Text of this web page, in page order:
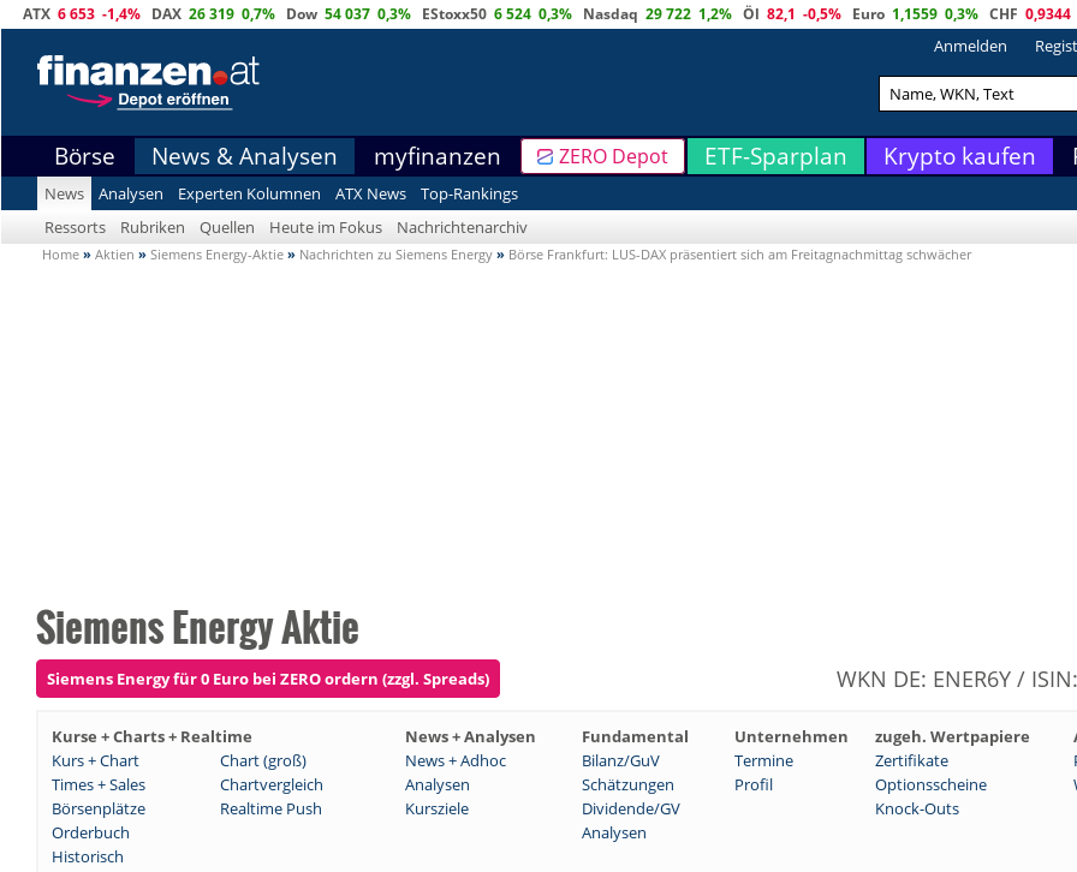
ATX 6 653 -1,4% DAX 26 319 0,7% Dow 54 037 0,3% EStoxx50 6 524 0,3% Nasdaq 29 722 1,2% Öl 82,1 -0,5% Euro 1,1559 0,3% CHF 0,9344
Anmelden
Börse News & Analysen myfinanzen ZERO Depot ETF-Sparplan Krypto kaufen
News Analysen Experten Kolumnen ATX News
Top-Rankings
Ressorts
Rubriken Quellen Heute im Fokus Nachrichtenarchiv
Home » Aktien » Siemens Energy-Aktie » Nachrichten zu Siemens Energy » Börse Frankfurt: LUS-DAX präsentiert sich am Freitagnachmittag schwächer
Siemens Energy Aktie
Siemens Energy für 0 Euro bei ZERO ordern (zzgl. Spreads) WKN DE: ENER6Y /
Kurse + Charts + Realtime News + Analysen Fundamental Unternehmen zugeh. Wertpapiere
Kurs + Chart
Chart (groß) News + Adhoc Bilanz/GuV Termine Zertifikate
Times + Sales
Chartvergleich Analysen Schätzungen Profil Optionsscheine
Börsenplätze
Realtime Push Kursziele Dividende/GV
Knock-Outs
Orderbuch
Analysen
Historisch